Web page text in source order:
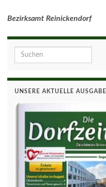
Bezirksamt Reinickendorf
Search for:
UNSERE AKTUELLE AUSGABE